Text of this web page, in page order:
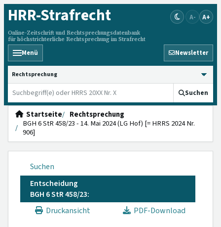
HRR-Strafrecht
Online-Zeitschrift und Rechtsprechungsdatenbank
für höchstrichterliche Rechtsprechung im Strafrecht
A- A+
Menü Newsletter
HRRS durchsuchen
Suchen
Startseite
Rechtsprechung
BGH 6 StR 458/23 - 14. Mai 2024 (LG Hof) [= HRRS 2024 Nr.
906]
Suchen
Entscheidung
BGH 6 StR 458/23:
Druckansicht
PDF-Download